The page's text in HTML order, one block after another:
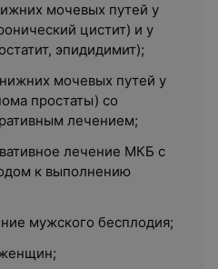
мочевых путей у
цистит) и у
эпидидимит);
мочевых путей у
простаты) со
лечением;
лечение МКБ с
к выполнению
мужского бесплодия;